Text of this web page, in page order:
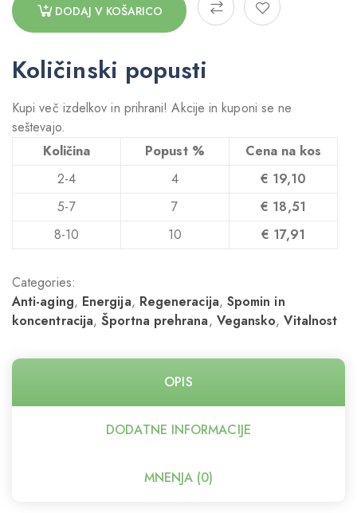
DODAJ V KOŠARICO
Količinski popusti
Kupi več izdelkov in prihrani! Akcije in kuponi se ne
seštevajo.
Količina
Popust %
Cena na kos
2-4
4 € 19,10
5-7
7 € 18,51
8-10
10 € 17,91
Categories:
Anti-aging, Energija, Regeneracija, Spomin in
koncentracija,Športna prehrana, Vegansko,Vitalnost
OPIS
DODATNE INFORMACIJE
MNENJA (0)